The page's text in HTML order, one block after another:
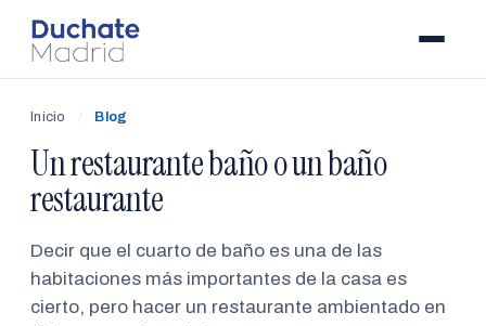
Inicio / Blog
Un restaurante baño o un baño
restaurante
Decir que el cuarto de baño es una de las
habitaciones más importantes de la casa es
cierto, pero hacer un restaurante ambientado en